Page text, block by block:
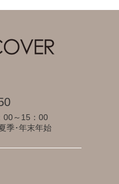
00～15：00
季･年末年始